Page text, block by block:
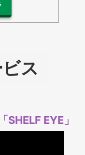
ス
SHELF EYE」